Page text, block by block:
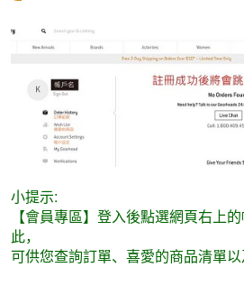
小提示:
【會員專區】登入後點選網頁右上
此，
可供您查詢訂單、喜愛的商品清單以